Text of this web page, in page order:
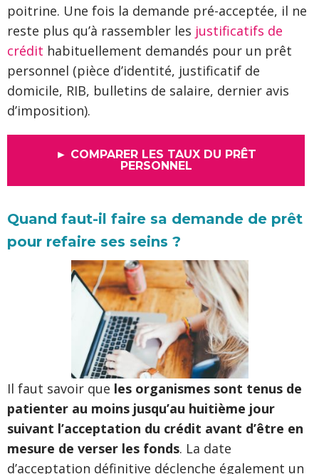
poitrine. Une fois la demande pré-acceptée, il ne
reste plus qu’à rassembler les justificatifs de
crédit habituellement demandés pour un prêt
personnel (pièce d’identité, justificatif de
domicile, RIB, bulletins de salaire, dernier avis
d’imposition).
► COMPARER LES TAUX DU PRÊT
PERSONNEL
Quand faut-il faire sa demande de prêt
pour refaire ses seins ?
Il faut savoir que les organismes sont tenus de
patienter au moins jusqu’au huitième jour
suivant l’acceptation du crédit avant d’être en
mesure de verser les fonds. La date
d’acceptation définitive déclenche également un